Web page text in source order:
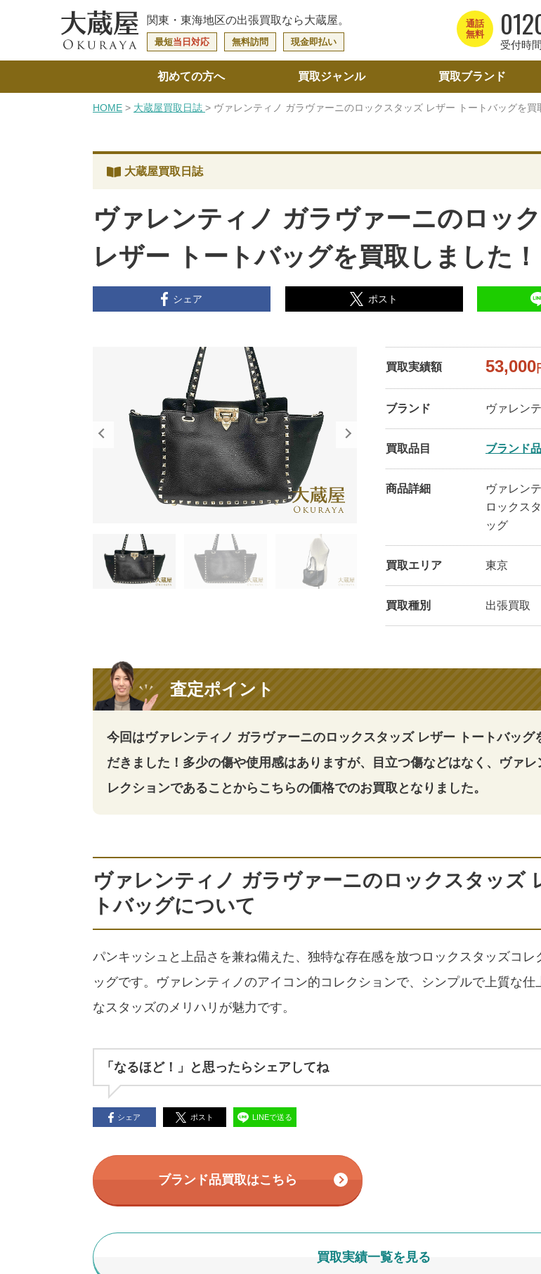
関東・東海地区の出張買取なら大蔵屋。
最短当日対応 無料訪問 現金即払い
通話
無料
受付時
初めての方へ 買取ジャンル 買取ブランド
HOME 大蔵屋買取日誌 ヴァレンティノ ガラヴァーニのロックスタッズ レザー トートバッグを買
ヴァレンティノ ガラヴァーニのロッ
レザー トートバッグを買取しました！
大蔵屋買取日誌
シェア ポスト
買取実績額 53,000
ブランド ヴァレン
買取品目 ブランド品
商品詳細
ヴァレン
ロックス
ッグ
買取エリア 東京
買取種別 出張買取
査定ポイント
今回はヴァレンティノ ガラヴァーニのロックスタッズ レザー トートバッグ
だきました！多少の傷や使用感はありますが、目立つ傷などはなく、ヴァレ
レクションであることからこちらの価格でのお買取となりました。
ヴァレンティノ ガラヴァーニのロックスタッズ
トバッグについて
パンキッシュと上品さを兼ね備えた、独特な存在感を放つロックスタッズコレ
ッグです。ヴァレンティノのアイコン的コレクションで、シンプルで上質な仕
なスタッズのメリハリが魅力です。
「なるほど！」と思ったらシェアしてね
シェア ポスト LINEで送る
ブランド品買取はこちら
買取実績一覧を見る